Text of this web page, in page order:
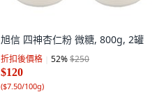
旭信 四神杏仁粉 微糖, 800g, 2罐
折扣後價格 52%$250
$120
($7.50/100g)